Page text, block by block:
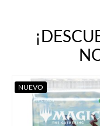
NUEVO